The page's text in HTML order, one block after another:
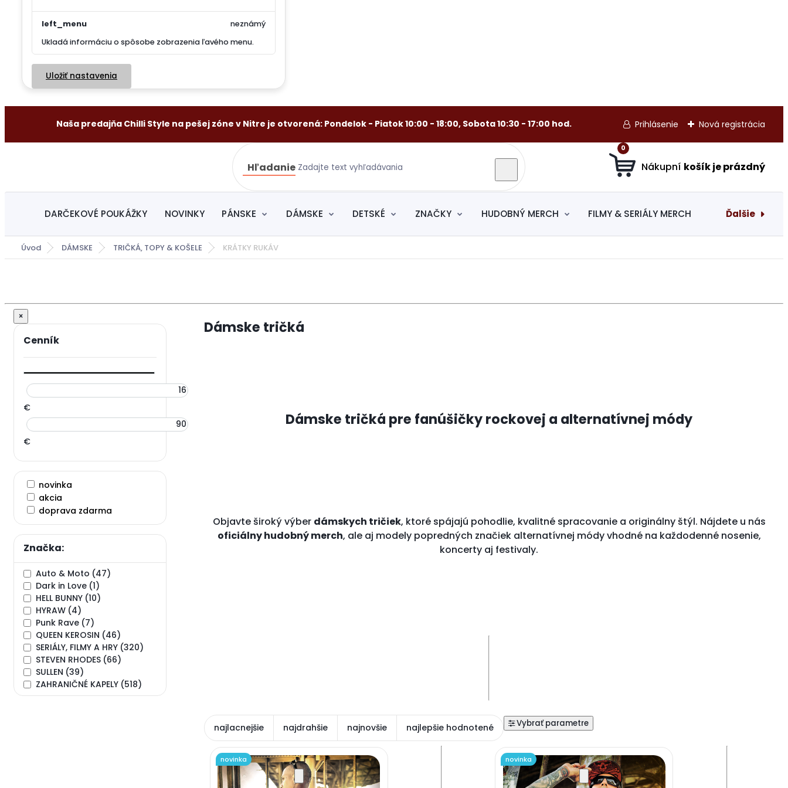
left_menu
Ukladá informáciu o spôsobe zobrazenia ľavého menu.
neznámý
Uložiť nastavenia
Naša predajňa Chilli Style na pešej zóne v Nitre je otvorená: Pondelok - Piatok 10:00 - 18:00, Sobota 10:30 - 17:00 hod. Prihlásenie Nová registrácia
Hľadanie
0
DARČEKOVÉ POUKÁŽKY NOVINKY PÁNSKE DÁMSKE DETSKÉ ZNAČKY HUDOBNÝ MERCH FILMY & SERIÁLY MERCH Ďalšie
Úvod DÁMSKE TRIČKÁ, TOPY & KOŠELE KRÁTKY RUKÁV
Dámske tričká
Dámske tričká pre fanúšičky rockovej a alternatívnej módy
Objavte široký výber dámskych tričiek, ktoré spájajú pohodlie, kvalitné spracovanie a originálny štýl. Nájdete u nás
oficiálny hudobný merch, ale aj modely popredných značiek alternatívnej módy vhodné na každodenné nosenie,
koncerty aj festivaly.
×
€
€
novinka
akcia
doprava zdarma
Značka:
Auto & Moto (47)
Dark in Love (1)
HELL BUNNY (10)
HYRAW (4)
Punk Rave (7)
QUEEN KEROSIN (46)
SERIÁLY, FILMY A HRY (320)
STEVEN RHODES (66)
SULLEN (39)
ZAHRANIČNÉ KAPELY (518)
najlacnejšie najdrahšie najnovšie najlepšie hodnotené
novinka novinka